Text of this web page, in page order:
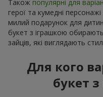
Також популярні для
герої та кумедні
милий подарунок для
букет з іграшкою
зайців, які виглядають
Для кого
букет